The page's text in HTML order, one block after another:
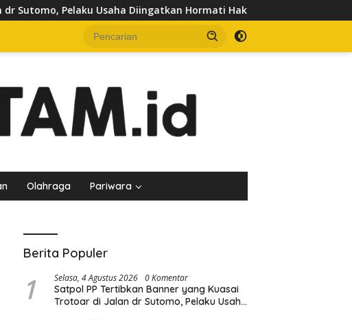
Pelaku Usaha Diingatkan Hormati Hak Pejalan Kaki
Olahraga Pariwara
Berita Populer
1 Selasa, 4 Agustus 2026 0 Komentar
Satpol PP Tertibkan Banner yang Kuasai
Trotoar di Jalan dr Sutomo, Pelaku Usaha